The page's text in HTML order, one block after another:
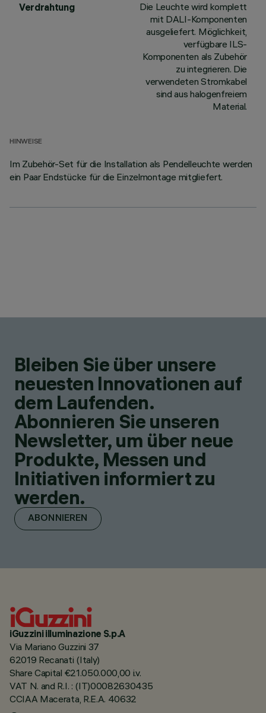
Verdrahtung
Die Leuchte wird komplett
mit DALI-Komponenten
ausgeliefert. Möglichkeit,
verfügbare ILS-
Komponenten als Zubehör
zu integrieren. Die
verwendeten Stromkabel
sind aus halogenfreiem
Material.
HINWEISE
Im Zubehör-Set für die Installation als Pendelleuchte werden
ein Paar Endstücke für die Einzelmontage mitgliefert.
Bleiben Sie über unsere
neuesten Innovationen auf
dem Laufenden.
Abonnieren Sie unseren
Newsletter, um über neue
Produkte, Messen und
Initiativen informiert zu
werden.
ABONNIEREN
iGuzzini illuminazione S.p.A
Via Mariano Guzzini 37
62019 Recanati (Italy)
Share Capital €21.050.000,00 i.v.
VAT N. and R.I. : (IT)00082630435
CCIAA Macerata, R.E.A. 40632